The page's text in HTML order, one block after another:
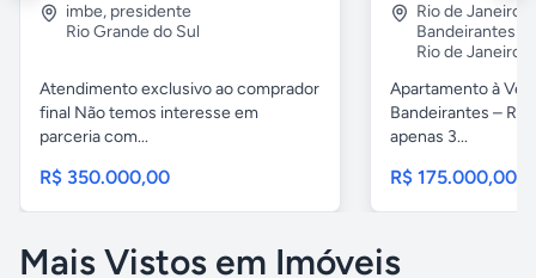
imbe, presidente
Rio Grande do Sul
Atendimento exclusivo ao comprador
final Não temos interesse em
parceria com...
R$ 350.000,00
Rio de Janeiro
Bandeirantes
Rio de Janeiro
Apartamento à
Bandeirantes – Rio
apenas 3...
R$ 175.000,00
Mais Vistos em Imóveis